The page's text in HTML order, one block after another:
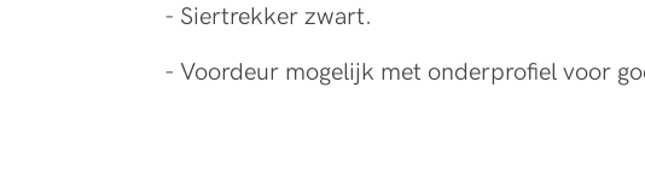
- Siertrekker zwart.
- Voordeur mogelijk met onderprofiel voor